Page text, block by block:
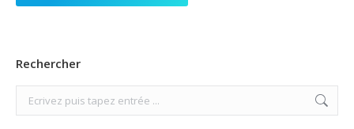
Rechercher
Search: